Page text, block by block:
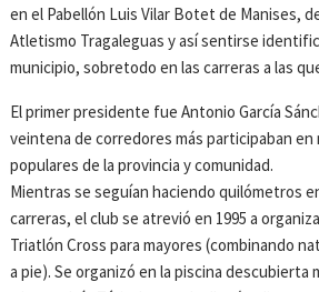
en el Pabellón Luis Vilar Botet de Manises,
Atletismo Tragaleguas y así sentirse
municipio, sobretodo en las carreras a las
El primer presidente fue Antonio García
veintena de corredores más participaban en
populares de la provincia y comunidad.
Mientras se seguían haciendo quilómetros
carreras, el club se atrevió en 1995 a
Triatlón Cross para mayores (combinando
a pie). Se organizó en la piscina descubierta